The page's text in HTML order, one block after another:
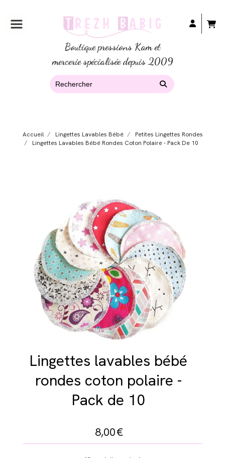
Boutique pressions Kam et
mercerie spécialisée depuis 2009
Accueil Lingettes Lavables Bébé
Petites Lingettes Rondes
Lingettes Lavables Bébé Rondes Coton Polaire - Pack De 10
Lingettes lavables bébé
rondes coton polaire -
Pack de 10
8,00€